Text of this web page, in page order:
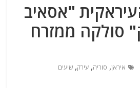
"אסאיב
סולקה ממזרח
איראן, סוריה,עירק,שיעים